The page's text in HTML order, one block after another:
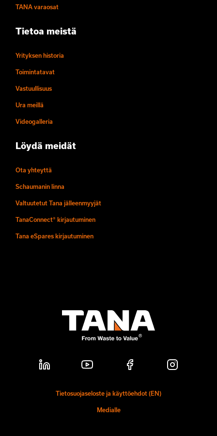
TANA varaosat
Tietoa meistä
Yrityksen historia
Toimintatavat
Vastuullisuus
Ura meillä
Videogalleria
Löydä meidät
Ota yhteyttä
Schaumanin linna
Valtuutetut Tana jälleenmyyjät
TanaConnect® kirjautuminen
Tana eSpares kirjautuminen
Tietosuojaseloste ja käyttöehdot (EN)
Medialle